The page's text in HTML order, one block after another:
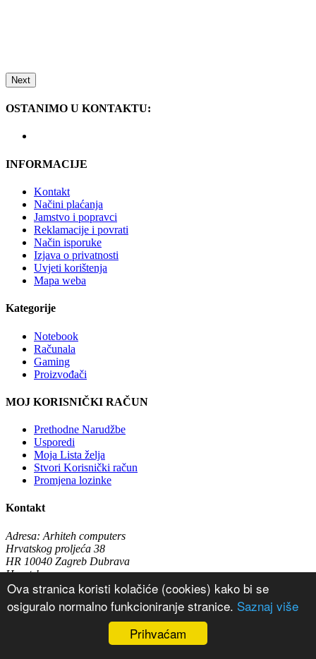
Ova stranica koristi kolačiće (cookies) kako bi se
osiguralo normalno funkcioniranje stranice. Saznaj više
Prihvaćam
Next
OSTANIMO U KONTAKTU:
INFORMACIJE
Kontakt
Načini plaćanja
Jamstvo i popravci
Reklamacije i povrati
Način isporuke
Izjava o privatnosti
Uvjeti korištenja
Mapa weba
Kategorije
Notebook
Računala
Gaming
Proizvođači
MOJ KORISNIČKI RAČUN
Prethodne Narudžbe
Usporedi
Moja Lista želja
Stvori Korisnički račun
Promjena lozinke
Kontakt
Adresa: Arhiteh computers
Hrvatskog proljeća 38
HR 10040 Zagreb Dubrava
Hrvatska
Pon-Pet 10:00-18:00
info@arhiteh.hr